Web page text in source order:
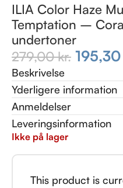
ILIA Color Haze
Temptation –
undertoner
279,00kr. 195,30
Beskrivelse
Yderligere information
Anmeldelser
Leveringsinformation
Ikke på lager
This product is